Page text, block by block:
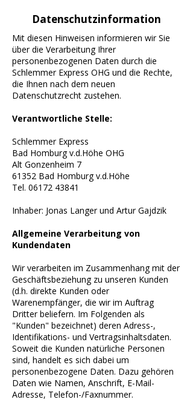
Datenschutzinformation
Mit diesen Hinweisen informieren wir Sie
über die Verarbeitung Ihrer
personenbezogenen Daten durch die
Schlemmer Express OHG und die Rechte,
die Ihnen nach dem neuen
Datenschutzrecht zustehen.
Verantwortliche Stelle:
Schlemmer Express
Bad Homburg v.d.Höhe OHG
Alt Gonzenheim 7
61352 Bad Homburg v.d.Höhe
Tel. 06172 43841
Inhaber: Jonas Langer und Artur Gajdzik
Allgemeine Verarbeitung von
Kundendaten
Wir verarbeiten im Zusammenhang mit der
Geschäftsbeziehung zu unseren Kunden
(d.h. direkte Kunden oder
Warenempfänger, die wir im Auftrag
Dritter beliefern. Im Folgenden als
"Kunden" bezeichnet) deren Adress-,
Identifikations- und Vertragsinhaltsdaten.
Soweit die Kunden natürliche Personen
sind, handelt es sich dabei um
personenbezogene Daten. Dazu gehören
Daten wie Namen, Anschrift, E-Mail-
Adresse, Telefon-/Faxnummer.